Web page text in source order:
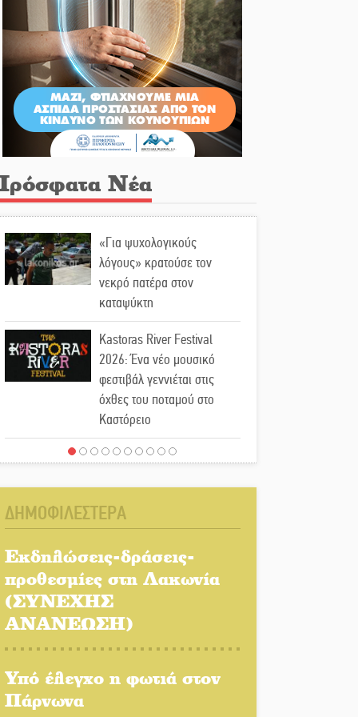
Νέα
«Για ψυχολογικούς
λόγους» κρατούσε τον
νεκρό πατέρα στον
καταψύκτη
Kastoras River Festival
2026: Ένα νέο μουσικό
φεστιβάλ γεννιέται στις
όχθες του ποταμού στο
Καστόρειο
Τα ζάρια παίρνουν «φωτιά»
Αυθεντικό γλέντι με «Γιορτή
Βραστού» στη Σοχά
Το τελεφερίκ της
Μονεμβασιάς στο τραπέζι
Πολιτισμός και παράδοση
ΔΗΜΟΦΙΛΕΣΤΕΡΑ
Εκδηλώσεις-δράσεις-
προθεσμίες στη Λακωνία
(ΣΥΝΕΧΗΣ
ΑΝΑΝΕΩΣΗ)
Υπό έλεγχο η φωτιά στον
Πάρνωνα